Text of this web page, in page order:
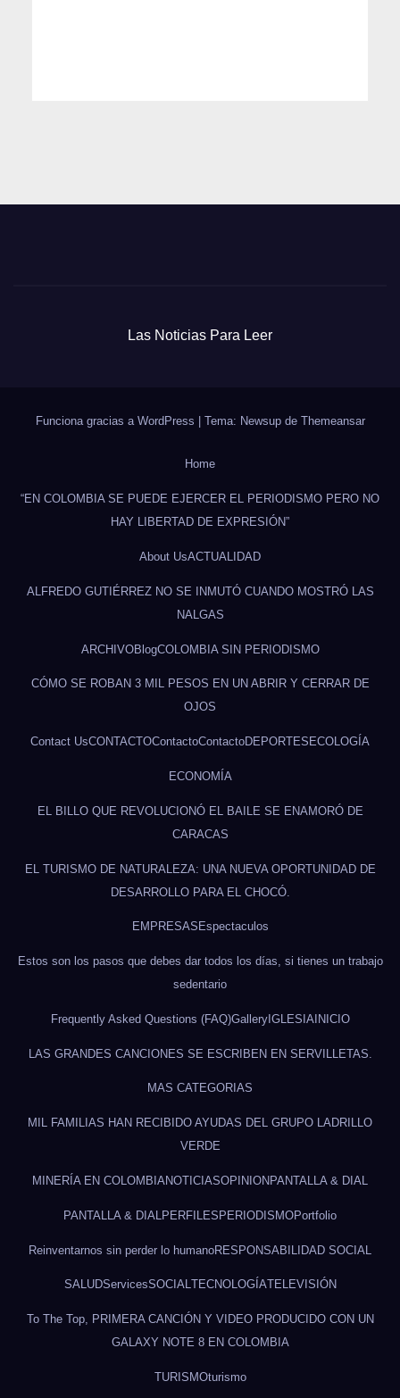
Las Noticias Para Leer
Funciona gracias a WordPress Tema: Newsup de Themeansar
Home
“EN COLOMBIA SE PUEDE EJERCER EL PERIODISMO PERO NO
HAY LIBERTAD DE EXPRESIÓN”
About UsACTUALIDAD
ALFREDO GUTIÉRREZ NO SE INMUTÓ CUANDO MOSTRÓ LAS
NALGAS
ARCHIVOBlogCOLOMBIA SIN PERIODISMO
CÓMO SE ROBAN 3 MIL PESOS EN UN ABRIR Y CERRAR DE
OJOS
Contact UsCONTACTOContactoContactoDEPORTES ECOLOGÍA
ECONOMÍA
EL BILLO QUE REVOLUCIONÓ EL BAILE SE ENAMORÓ DE
CARACAS
EL TURISMO DE NATURALEZA: UNA NUEVA OPORTUNIDAD DE
DESARROLLO PARA EL CHOCÓ.
EMPRESAS Espectaculos
Estos son los pasos que debes dar todos los días, si tienes un trabajo
sedentario
Frequently Asked Questions (FAQ)GalleryIGLESIA INICIO
LAS GRANDES CANCIONES SE ESCRIBEN EN SERVILLETAS.
MAS CATEGORIAS
MIL FAMILIAS HAN RECIBIDO AYUDAS DEL GRUPO LADRILLO
VERDE
MINERÍA EN COLOMBIA NOTICIASOPINION PANTALLA & DIAL
PANTALLA & DIAL PERFILES PERIODISMOPortfolio
Reinventarnos sin perder lo humanoRESPONSABILIDAD SOCIAL
SALUDServicesSOCIALTECNOLOGÍATELEVISIÓN
To The Top, PRIMERA CANCIÓN Y VIDEO PRODUCIDO CON UN
GALAXY NOTE 8 EN COLOMBIA
TURISMOturismo